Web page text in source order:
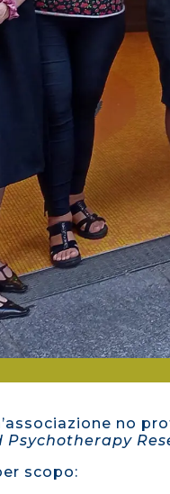
no
Psychotherapy
scopo: